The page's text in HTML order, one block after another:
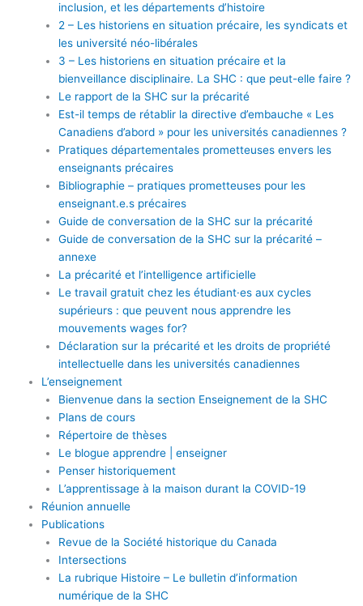
inclusion, et les départements d’histoire
2 – Les historiens en situation précaire, les syndicats et
les université néo-libérales
3 – Les historiens en situation précaire et la
bienveillance disciplinaire. La SHC : que peut-elle faire ?
Le rapport de la SHC sur la précarité
Est-il temps de rétablir la directive d’embauche « Les
Canadiens d’abord » pour les universités canadiennes ?
Pratiques départementales prometteuses envers les
enseignants précaires
Bibliographie – pratiques prometteuses pour les
enseignant.e.s précaires
Guide de conversation de la SHC sur la précarité
Guide de conversation de la SHC sur la précarité –
annexe
La précarité et l’intelligence artificielle
Le travail gratuit chez les étudiant·es aux cycles
supérieurs : que peuvent nous apprendre les
mouvements wages for?
Déclaration sur la précarité et les droits de propriété
intellectuelle dans les universités canadiennes
L’enseignement
Bienvenue dans la section Enseignement de la SHC
Plans de cours
Répertoire de thèses
Le blogue apprendre | enseigner
Penser historiquement
L’apprentissage à la maison durant la COVID-19
Réunion annuelle
Publications
Revue de la Société historique du Canada
Intersections
La rubrique Histoire – Le bulletin d’information
numérique de la SHC